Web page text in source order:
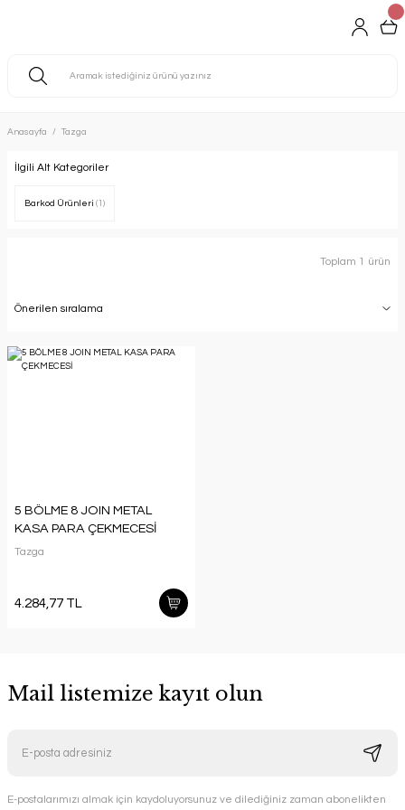
Anasayfa Tazga
İlgili Alt Kategoriler
Barkod Ürünleri (1)
Toplam 1 ürün
5 BÖLME 8 JOIN METAL
KASA PARA ÇEKMECESİ
Tazga
4.284,77 TL
Mail listemize kayıt olun
E-postalarımızı almak için kaydoluyorsunuz ve dilediğiniz zaman abonelikten